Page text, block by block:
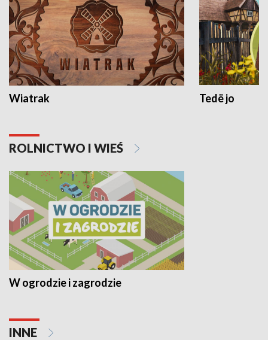
Wiatrak Tedë jo
ROLNICTWO I WIEŚ
W ogrodzie i zagrodzie
INNE